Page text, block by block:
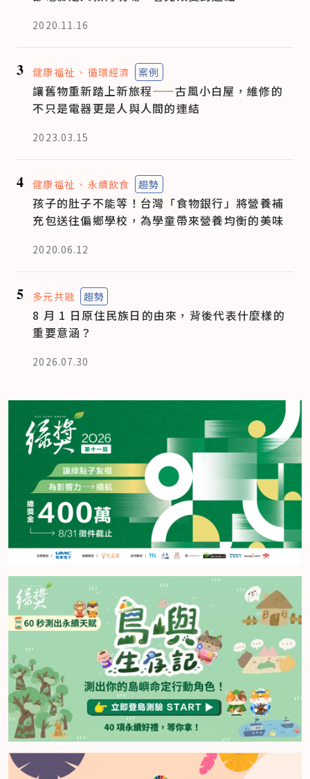
2020.11.16
3 健康福祉 循環經濟 案例
讓舊物重新踏上新旅程——古風小白屋，維修的
不只是電器更是人與人間的連結
2023.03.15
4 健康福祉 永續飲食 趨勢
孩子的肚子不能等！台灣「食物銀行」將營養補
充包送往偏鄉學校，為學童帶來營養均衡的美味
2020.06.12
5 多元共融 趨勢
8 月 1 日原住民族日的由來，背後代表什麼樣的
重要意涵？
2026.07.30